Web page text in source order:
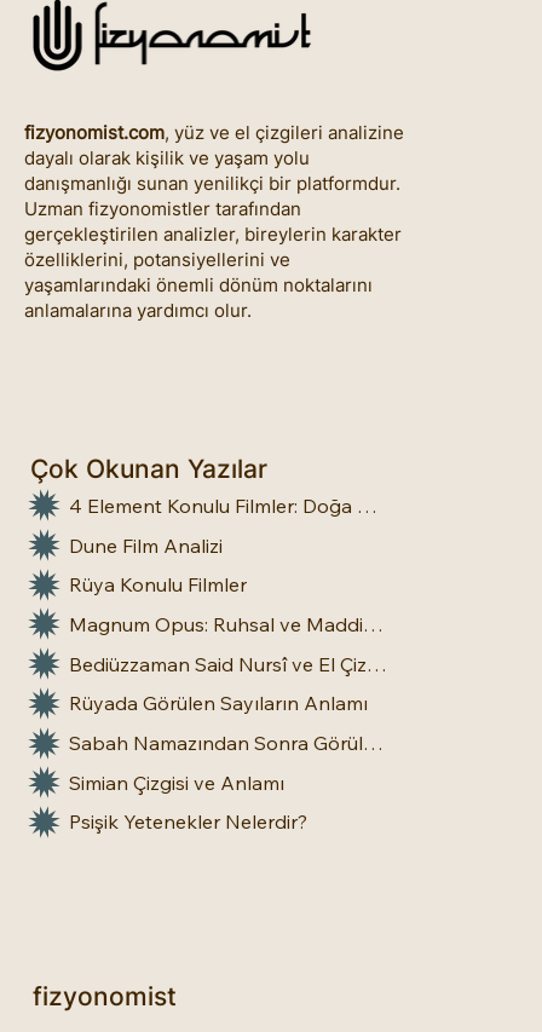
fizyonomist.com, yüz ve el çizgileri analizine
dayalı olarak kişilik ve yaşam yolu
danışmanlığı sunan yenilikçi bir platformdur.
Uzman fizyonomistler tarafından
gerçekleştirilen analizler, bireylerin karakter
özelliklerini, potansiyellerini ve
yaşamlarındaki önemli dönüm noktalarını
anlamalarına yardımcı olur.
Çok Okunan Yazılar
4 Element Konulu Filmler: Doğa Üstü Güçler
Dune Film Analizi
Rüya Konulu Filmler
Magnum Opus: Ruhsal ve Maddi Dönüşümün Büyük Eseri
Bediüzzaman Said Nursî ve El Çizgileri: İnsan Doğasına Dair Bir Bakış
Rüyada Görülen Sayıların Anlamı
Sabah Namazından Sonra Görülen Rüya Gerçek Olur mu?
Simian Çizgisi ve Anlamı
Psişik Yetenekler Nelerdir?
fizyonomist